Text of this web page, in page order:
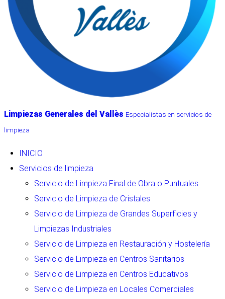
Limpiezas Generales del Vallès Especialistas en servicios de
limpieza
INICIO
Servicios de limpieza
Servicio de Limpieza Final de Obra o Puntuales
Servicio de Limpieza de Cristales
Servicio de Limpieza de Grandes Superficies y
Limpiezas Industriales
Servicio de Limpieza en Restauración y Hostelería
Servicio de Limpieza en Centros Sanitarios
Servicio de Limpieza en Centros Educativos
Servicio de Limpieza en Locales Comerciales